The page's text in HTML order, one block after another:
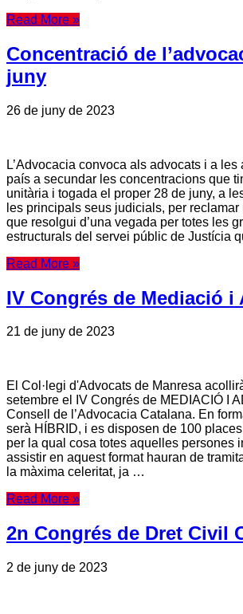
Read More »
Concentració de
juny
26 de juny de 2023
L’Advocacia convoca als advocats i a les
país a secundar les concentracions que
unitària i togada el proper 28 de juny, a
les principals seus judicials, per reclamar
que resolgui d’una vegada per totes les
estructurals del servei públic de Justícia
Read More »
IV Congrés de Mediació i
21 de juny de 2023
El Col·legi d'Advocats de Manresa
setembre el IV Congrés de MEDIACIÓ I
Consell de l’Advocacia Catalana. En
serà HÍBRID, i es disposen de 100
per la qual cosa totes aquelles persones
assistir en aquest format hauran de
la màxima celeritat, ja …
Read More »
2n Congrés de Dret Civil
2 de juny de 2023